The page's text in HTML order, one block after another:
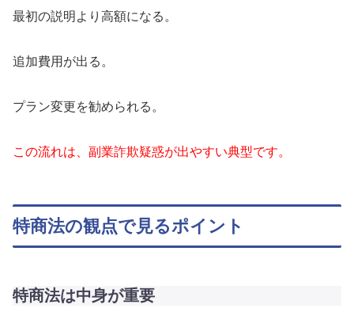
最初の説明より高額になる。
追加費用が出る。
プラン変更を勧められる。
この流れは、副業詐欺疑惑が出やすい典型です。
特商法の観点で見るポイント
特商法は中身が重要